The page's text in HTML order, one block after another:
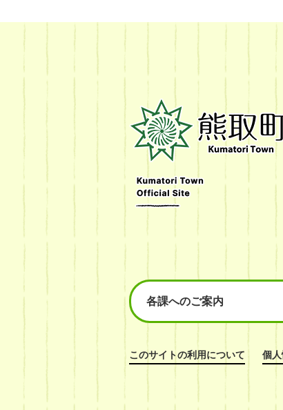
町
Kumatori
Town
Official
Site
各課へのご案内
このサイトの利用について 個